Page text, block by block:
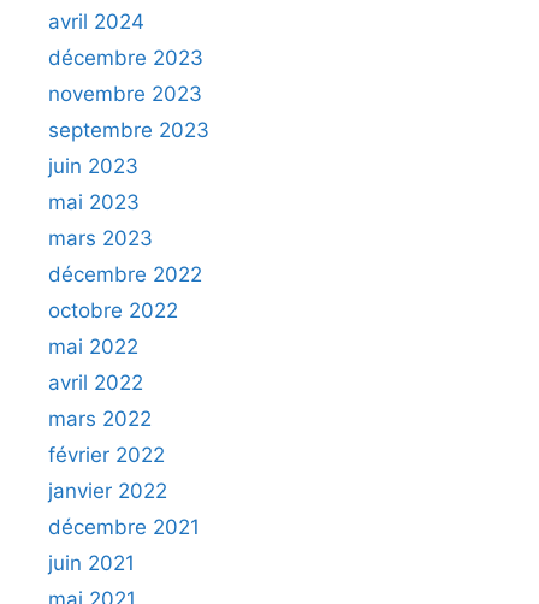
avril 2024
décembre 2023
novembre 2023
septembre 2023
juin 2023
mai 2023
mars 2023
décembre 2022
octobre 2022
mai 2022
avril 2022
mars 2022
février 2022
janvier 2022
décembre 2021
juin 2021